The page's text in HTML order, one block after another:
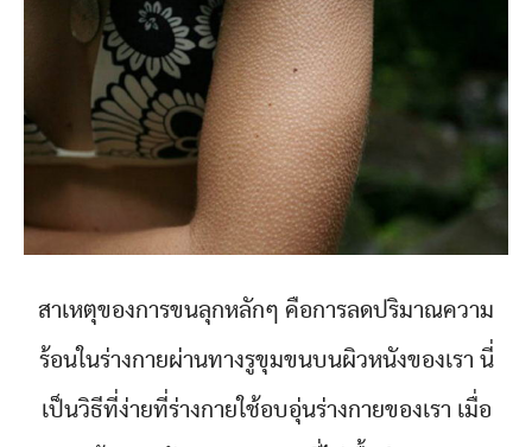
สาเหตุของการขนลุกหลักๆ คือการลดปริมาณความ
ร้อนในร่างกายผ่านทางรูขุมขนบนผิวหนังของเรา นี่
เป็นวิธีที่ง่ายที่ร่างกายใช้อบอุ่นร่างกายของเรา เมื่อ